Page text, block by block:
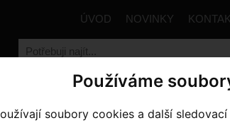
Používáme
soubory cookies a další
ÚVOD NOVINKY